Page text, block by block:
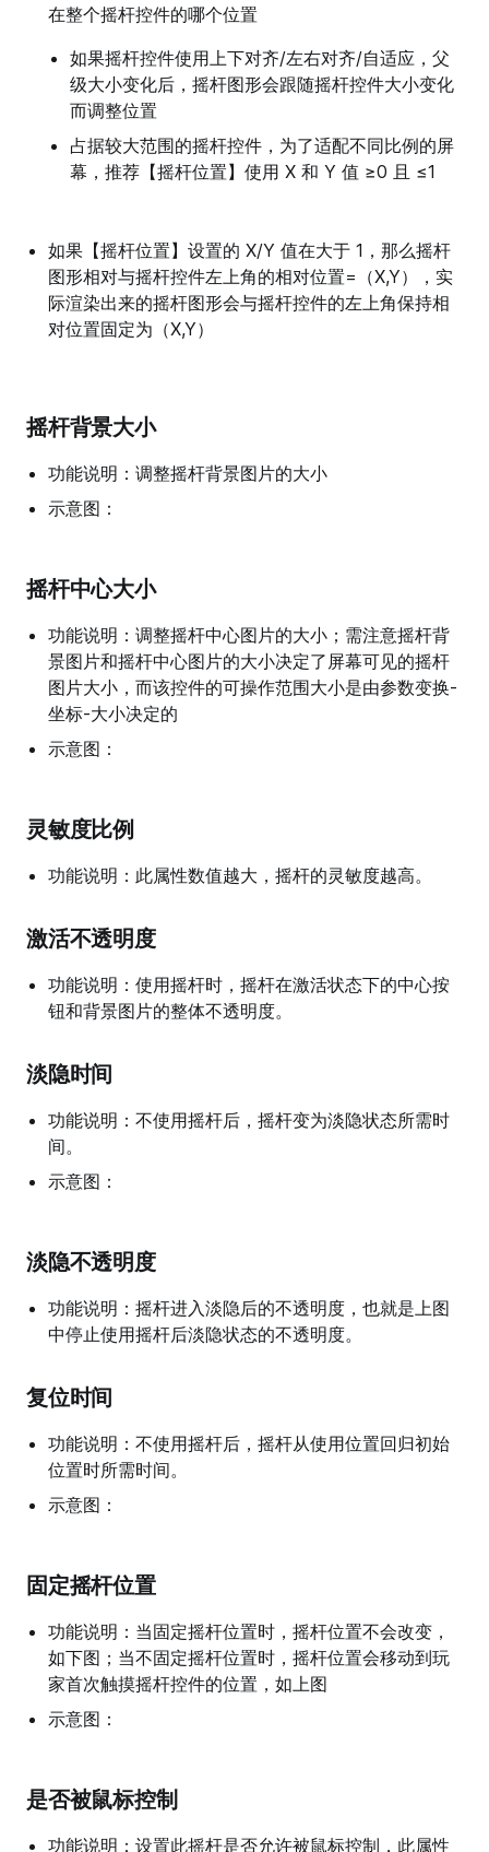
在整个摇杆控件的哪个位置
如果摇杆控件使用上下对齐/左右对齐/自适应，父
级大小变化后，摇杆图形会跟随摇杆控件大小变化
而调整位置
占据较大范围的摇杆控件，为了适配不同比例的屏
幕，推荐【摇杆位置】使用 X 和 Y 值 ≥0 且 ≤1
如果【摇杆位置】设置的 X/Y 值在大于 1，那么摇杆
图形相对与摇杆控件左上角的相对位置=（X,Y），实
际渲染出来的摇杆图形会与摇杆控件的左上角保持相
对位置固定为（X,Y）
摇杆背景大小
功能说明：调整摇杆背景图片的大小
示意图：
摇杆中心大小
功能说明：调整摇杆中心图片的大小；需注意摇杆背
景图片和摇杆中心图片的大小决定了屏幕可见的摇杆
图片大小，而该控件的可操作范围大小是由参数变换-
坐标-大小决定的
示意图：
灵敏度比例
功能说明：此属性数值越大，摇杆的灵敏度越高。
激活不透明度
功能说明：使用摇杆时，摇杆在激活状态下的中心按
钮和背景图片的整体不透明度。
淡隐时间
功能说明：不使用摇杆后，摇杆变为淡隐状态所需时
间。
示意图：
淡隐不透明度
功能说明：摇杆进入淡隐后的不透明度，也就是上图
中停止使用摇杆后淡隐状态的不透明度。
复位时间
功能说明：不使用摇杆后，摇杆从使用位置回归初始
位置时所需时间。
示意图：
固定摇杆位置
功能说明：当固定摇杆位置时，摇杆位置不会改变，
如下图；当不固定摇杆位置时，摇杆位置会移动到玩
家首次触摸摇杆控件的位置，如上图
示意图：
是否被鼠标控制
功能说明：设置此摇杆是否允许被鼠标控制，此属性